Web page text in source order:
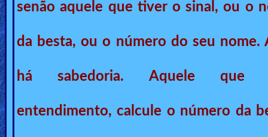
Music
🎞
for
senão aquele que tiver o sinal , ou o
da besta, ou o número do seu nome.
há sabedoria. Aquele que
entendimento, calcule o número da